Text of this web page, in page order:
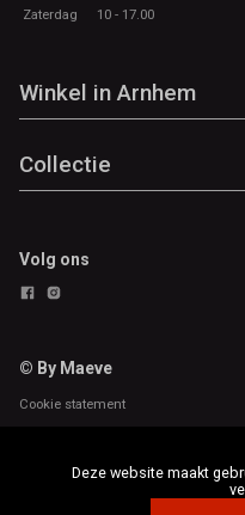
Zaterdag
10 - 17.00
Winkel in Arnhem
Collectie
Volg ons
© By Maeve
Cookie statement
Deze website maakt